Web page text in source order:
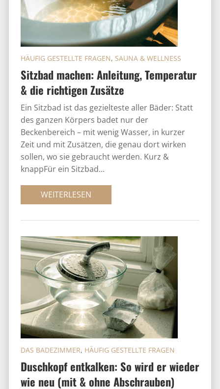
Sitzbad machen: Anleitung, Temperatur
& die richtigen Zusätze
HÄUFIG GESTELLTE FRAGEN, SAUNA & WELLNESS
Ein Sitzbad ist das gezielteste aller Bäder: Statt
des ganzen Körpers badet nur der
Beckenbereich – mit wenig Wasser, in kurzer
Zeit und mit Zusätzen, die genau dort wirken
sollen, wo sie gebraucht werden. Kurz &
knappFür ein Sitzbad...
WEITERLESEN
Duschkopf entkalken: So wird er wieder
wie neu (mit & ohne Abschrauben)
DAS BADEZIMMER, HÄUFIG GESTELLTE FRAGEN